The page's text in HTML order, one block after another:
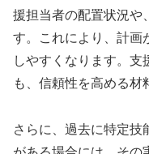
援担当者の配置状況や
す。これにより、計画
しやすくなります。
も、信頼性を高める材
さらに、過去に特定技